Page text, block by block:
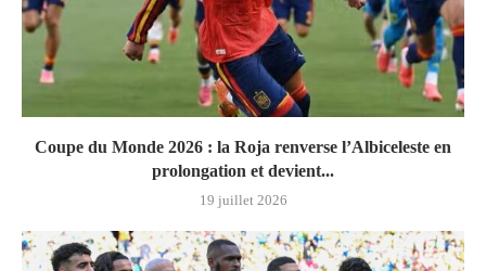
Coupe du Monde 2026 : la Roja renverse l’Albiceleste en
prolongation et devient...
19 juillet 2026